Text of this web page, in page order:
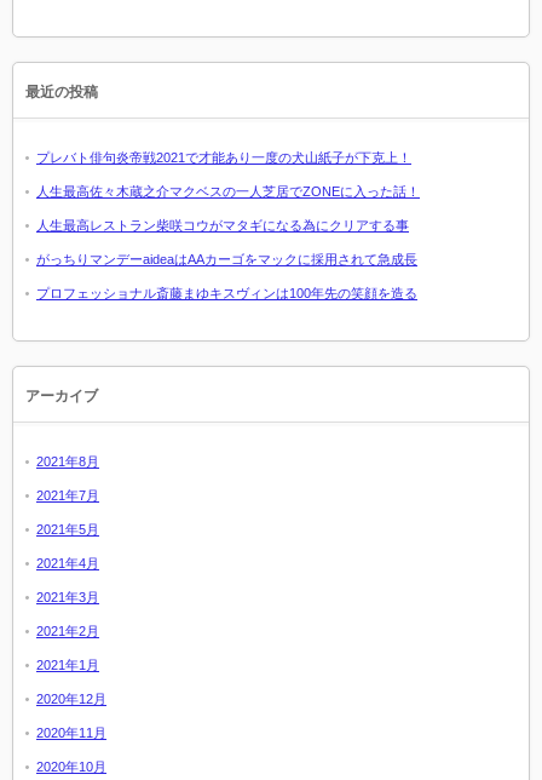
最近の投稿
プレバト俳句炎帝戦2021で才能あり一度の犬山紙子が下克上！
人生最高佐々木蔵之介マクベスの一人芝居でZONEに入った話！
人生最高レストラン柴咲コウがマタギになる為にクリアする事
がっちりマンデーaideaはAAカーゴをマックに採用されて急成長
プロフェッショナル斎藤まゆキスヴィンは100年先の笑顔を造る
アーカイブ
2021年8月
2021年7月
2021年5月
2021年4月
2021年3月
2021年2月
2021年1月
2020年12月
2020年11月
2020年10月